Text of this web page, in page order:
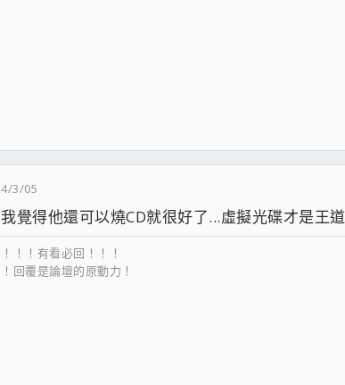
4/3/05
我覺得他還可以燒CD就很好了...虛擬光碟才是王道
！！！有看必回！！！
！回覆是論壇的原動力！